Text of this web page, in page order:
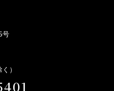
号
）